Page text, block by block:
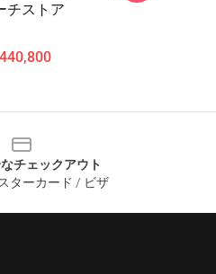
チストア
チェックアウト
ターカード / ビザ